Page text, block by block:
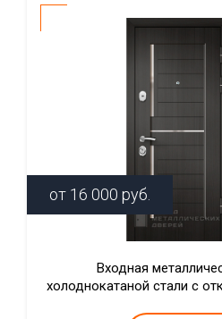
от 16 000 руб.
Входная
холоднокатаной стали с